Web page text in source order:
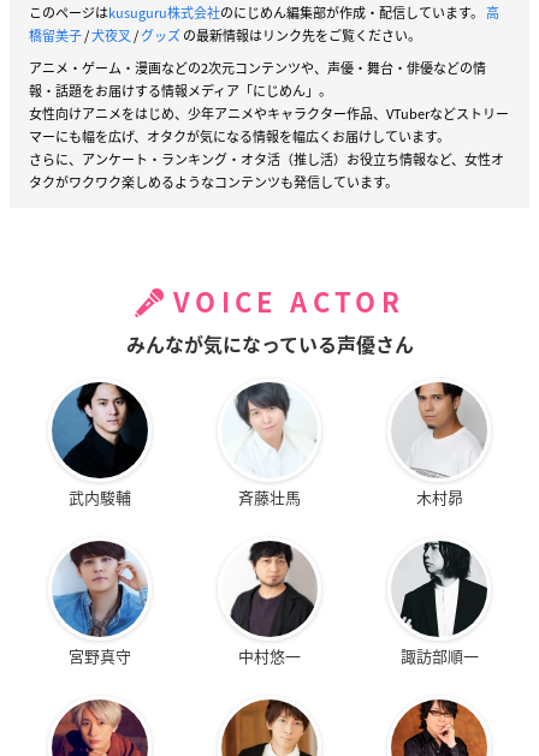
このページはkusuguru株式会社のにじめん編集部が作成・配信しています。 高
橋留美子/犬夜叉/グッズの最新情報はリンク先をご覧ください。
アニメ・ゲーム・漫画などの2次元コンテンツや、声優・舞台・俳優などの情
報・話題をお届けする情報メディア「にじめん」。
女性向けアニメをはじめ、少年アニメやキャラクター作品、VTuberなどストリー
マーにも幅を広げ、オタクが気になる情報を幅広くお届けしています。
さらに、アンケート・ランキング・オタ活（推し活）お役立ち情報など、女性オ
タクがワクワク楽しめるようなコンテンツも発信しています。
VOICE ACTOR
みんなが気になっている声優さん
武内駿輔 斉藤壮馬 木村昴
宮野真守 中村悠一 諏訪部順一